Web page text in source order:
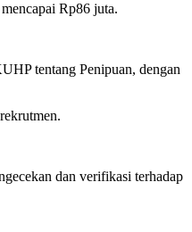
Rp86 juta.
tentang Penipuan, dengan
dan verifikasi terhadap